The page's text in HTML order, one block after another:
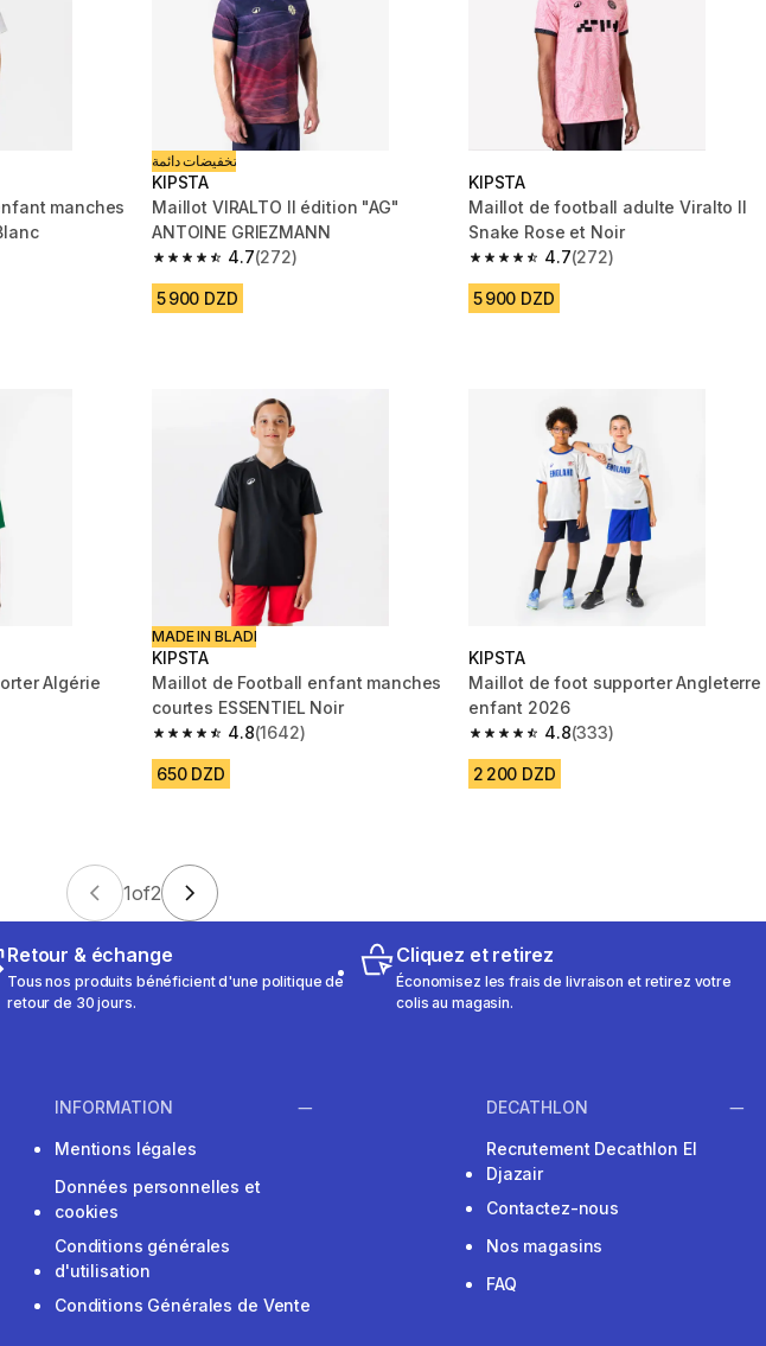
manches
1642 reviews
تخفيضات دائمة
KIPSTA
Maillot VIRALTO II édition "AG"
ANTOINE GRIEZMANN
4.7
4.7 out of 5 stars from 272 reviews
(272)
5 900 DZD
KIPSTA
Maillot de football adulte Viralto II
Snake Rose et Noir
4.7
4.7 out of 5 stars from 272 reviews
(272)
5 900 DZD
Algérie
48 reviews
MADE IN BLADI
KIPSTA
Maillot de Football enfant manches
courtes ESSENTIEL Noir
4.8
4.8 out of 5 stars from 1642 reviews
(1642)
650 DZD
KIPSTA
Maillot de foot supporter Angleterre
enfant 2026
4.8
4.8 out of 5 stars from 333 reviews
(333)
2 200 DZD
1of2
Retour & échange
Tous nos produits bénéficient d'une politique de
retour de 30 jours.
Cliquez et retirez
Économisez les frais de livraison et retirez votre
colis au magasin.
INFORMATION
Mentions légales
Données personnelles et
cookies
Conditions générales
d'utilisation
Conditions Générales de Vente
DECATHLON
Recrutement Decathlon El
Djazair
Contactez-nous
Nos magasins
FAQ